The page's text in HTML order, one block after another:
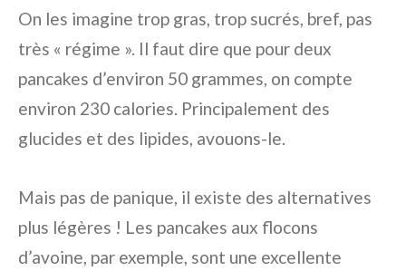
On les imagine trop gras, trop sucrés, bref, pas
très « régime ». Il faut dire que pour deux
pancakes d’environ 50 grammes, on compte
environ 230 calories. Principalement des
glucides et des lipides, avouons-le.
Mais pas de panique, il existe des alternatives
plus légères ! Les pancakes aux flocons
d’avoine, par exemple, sont une excellente